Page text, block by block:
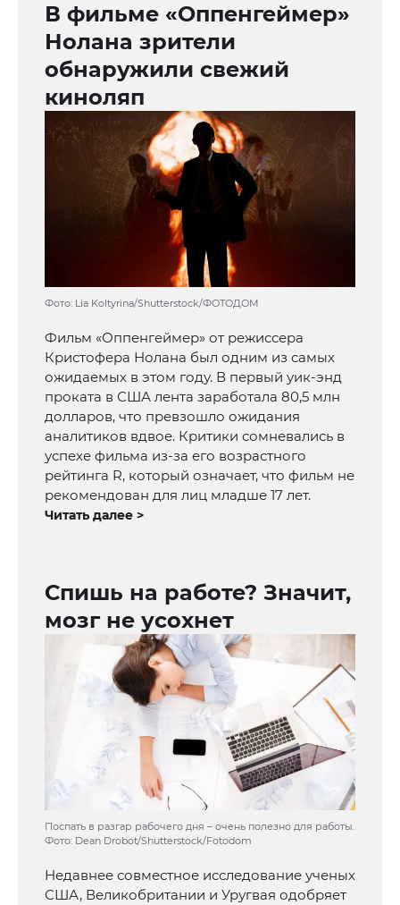
В фильме «Оппенгеймер»
Нолана зрители
обнаружили свежий
киноляп
Фото: Lia Koltyrina/Shutterstock/ФОТОДОМ
Фильм «Оппенгеймер» от режиссера
Кристофера Нолана был одним из самых
ожидаемых в этом году. В первый уик-энд
проката в США лента заработала 80,5 млн
долларов, что превзошло ожидания
аналитиков вдвое. Критики сомневались в
успехе фильма из-за его возрастного
рейтинга R, который означает, что фильм не
рекомендован для лиц младше 17 лет.
Читать далее >
Спишь на работе? Значит,
мозг не усохнет
Поспать в разгар рабочего дня – очень полезно для работы.
Фото: Dean Drobot/Shutterstock/Fotodom
Недавнее совместное исследование ученых
США, Великобритании и Уругвая одобряет